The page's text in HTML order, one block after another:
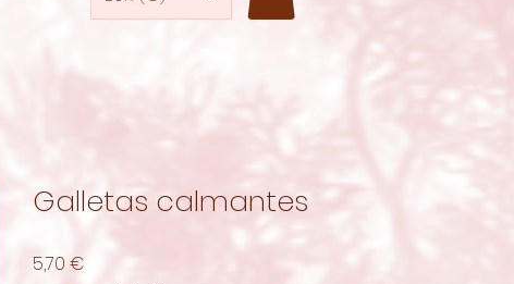
Galletas calmantes
5,70 € Precio